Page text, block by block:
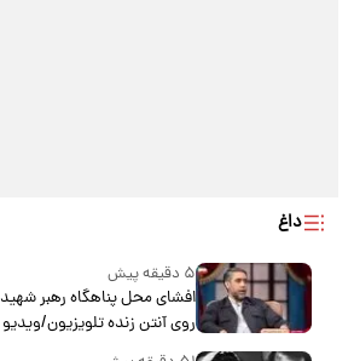
داغ
۵ دقیقه پیش
افشای محل پناهگاه‌ رهبر شهید
روی آنتن زنده تلویزیون/ویدیو